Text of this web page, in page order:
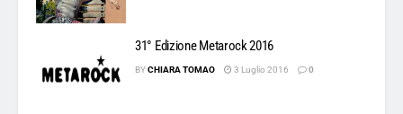
31° Edizione Metarock 2016
BYCHIARA TOMAO 3 Luglio 2016 0